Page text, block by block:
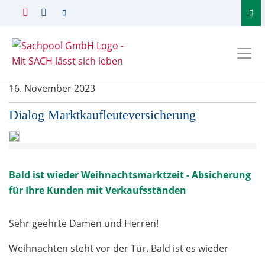
16. November 2023
Dialog Marktkaufleuteversicherung
Bald ist wieder Weihnachtsmarktzeit - Absicherung
für Ihre Kunden mit Verkaufsständen
Sehr geehrte Damen und Herren!
Weihnachten steht vor der Tür. Bald ist es wieder